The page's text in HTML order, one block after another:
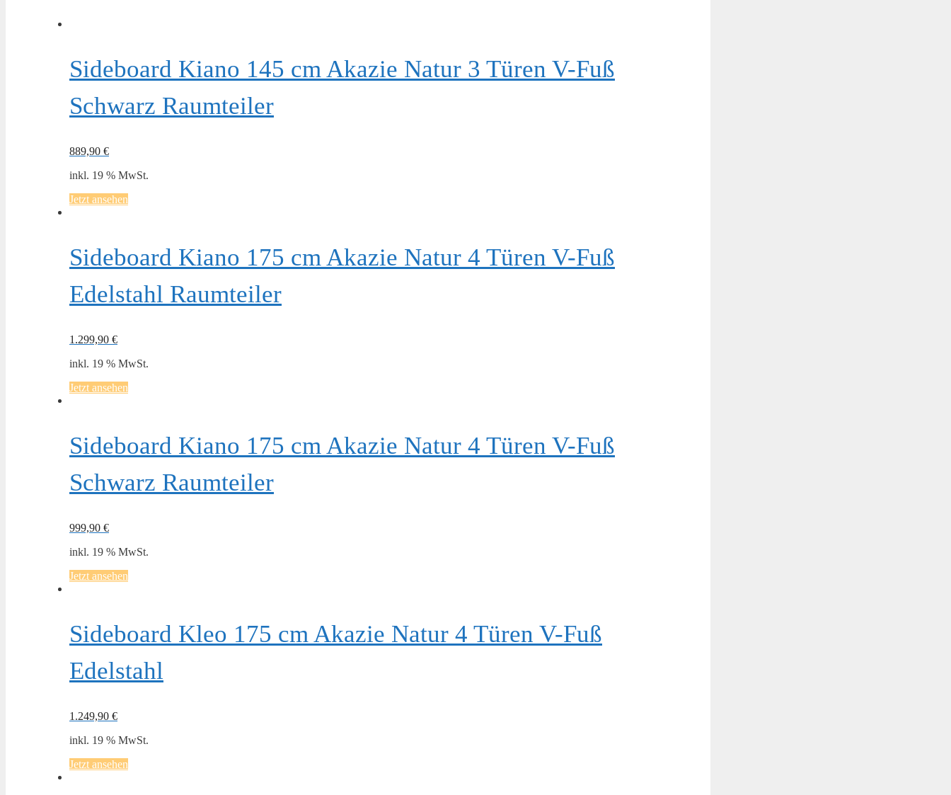
Sideboard Kiano 145 cm Akazie Natur 3 Türen V-Fuß
Schwarz Raumteiler
889,90 €
inkl. 19 % MwSt.
Jetzt ansehen
Sideboard Kiano 175 cm Akazie Natur 4 Türen V-Fuß
Edelstahl Raumteiler
1.299,90 €
inkl. 19 % MwSt.
Jetzt ansehen
Sideboard Kiano 175 cm Akazie Natur 4 Türen V-Fuß
Schwarz Raumteiler
999,90 €
inkl. 19 % MwSt.
Jetzt ansehen
Sideboard Kleo 175 cm Akazie Natur 4 Türen V-Fuß
Edelstahl
1.249,90 €
inkl. 19 % MwSt.
Jetzt ansehen